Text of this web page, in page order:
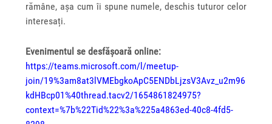
rămâne, așa cum îi spune numele, deschis tuturor celor
interesați.
Evenimentul se desfășoară online:
https://teams.microsoft.com/l/meetup-
join/19%3am8at3lVMEbgkoApC5ENDbLjzsV3Avz_u2m96
kdHBcp01%40thread.tacv2/1654861824975?
context=%7b%22Tid%22%3a%225a4863ed-40c8-4fd5-